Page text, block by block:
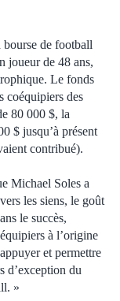
bourse de football
joueur de 48 ans,
Le fonds
coéquipiers des
80 000 $, la
$ jusqu’à présent
contribué).
Michael Soles a
les siens, le goût
le succès,
à l’origine
et permettre
d’exception du
»